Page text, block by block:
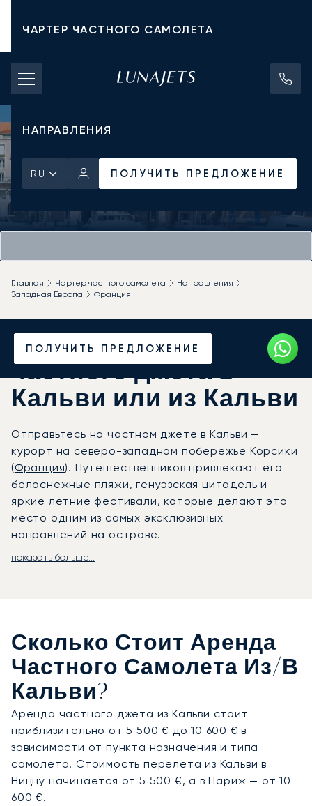
ЧАРТЕР ЧАСТНОГО САМОЛЕТА
СТОИМОСТЬ ЧАРТЕРА
ЧАСТНЫЕ САМОЛЕТЫ
НАПРАВЛЕНИЯ
RU ПОЛУЧИТЬ ПРЕДЛОЖЕНИЕ
ПОЛУЧИТЬ ПРЕДЛОЖЕНИЕ
Главная Чартер частного самолета
Направления
Западная Европа
Франция
Закажите аренду
частного джета в
Кальви или из Кальви
Отправьтесь на частном джете в Кальви —
курорт на северо-западном побережье Корсики
(Франция). Путешественников привлекают его
белоснежные пляжи, генуэзская цитадель и
яркие летние фестивали, которые делают это
место одним из самых эксклюзивных
направлений на острове.
LunaJets организует рейсы в аэропорт Кальви
аэропорты Бастия-Поретта и Аяччо имени
Наполеона Бонапарта, удобные для
разрабатываем каждый маршрут индивидуально,
исходя из ваших пожеланий: будь то поездка на
фестиваль Calvi on the Rocks, трансфер на виллу
с видом на море или начало яхтенного
путешествия вдоль побережья Балань. Также
доступны вертолётные трансферы в Бонифачо,
Порто-Веккьо и другие знаковые места Корсики.
показать больше...
Сколько Стоит Аренда
Частного Самолета Из/в
Кальви?
Аренда частного джета из Кальви стоит
приблизительно от 5 500 € до 10 600 € в
зависимости от пункта назначения и типа
самолёта. Стоимость перелёта из Кальви в
Ниццу начинается от 5 500 €, а в Париж — от 10
600 €.